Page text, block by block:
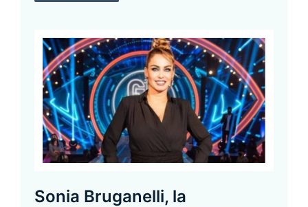
Sonia Bruganelli, la